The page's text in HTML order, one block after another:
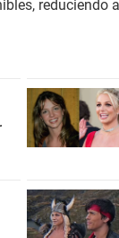
reduciendo